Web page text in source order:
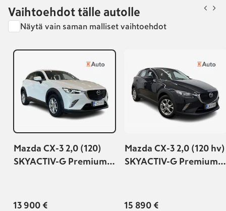
Vaihtoehdot tälle autolle
Näytä vain saman malliset vaihtoehdot
Mazda CX-3 2,0 (120)
SKYACTIV-G Premium
13 900 €
Mazda CX-3 2,0 (120 hv)
SKYACTIV-G Premium
15 890 €